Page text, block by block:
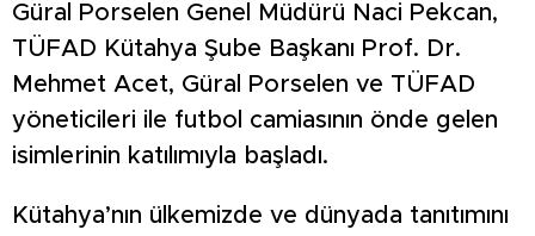
Güral Porselen Genel Müdürü Naci Pekcan,
TÜFAD Kütahya Şube Başkanı Prof. Dr.
Mehmet Acet, Güral Porselen ve TÜFAD
yöneticileri ile futbol camiasının önde gelen
isimlerinin katılımıyla başladı.
Kütahya’nın ülkemizde ve dünyada tanıtımını